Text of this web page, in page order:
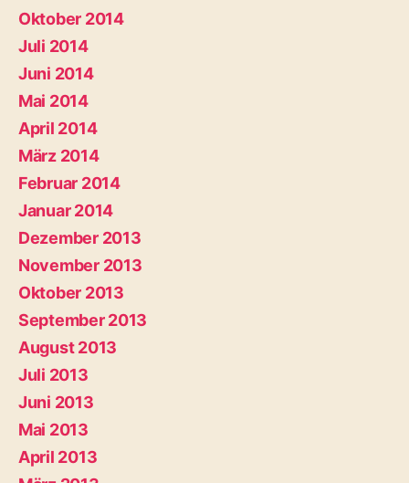
Oktober 2014
Juli 2014
Juni 2014
Mai 2014
April 2014
März 2014
Februar 2014
Januar 2014
Dezember 2013
November 2013
Oktober 2013
September 2013
August 2013
Juli 2013
Juni 2013
Mai 2013
April 2013